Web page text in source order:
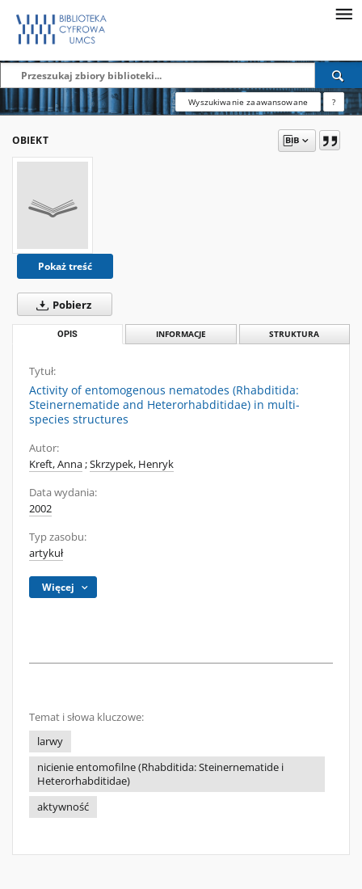
Wyszukiwanie zaawansowane ?
OBIEKT
Pokaż treść
Pobierz
OPIS INFORMACJE STRUKTURA
Tytuł:
Activity of entomogenous nematodes (Rhabditida:
Steinernematide and Heterorhabditidae) in multi-
species structures
Autor:
Kreft, Anna;Skrzypek, Henryk
Data wydania:
2002
Typ zasobu:
artykuł
Więcej
Temat i słowa kluczowe:
larwy
nicienie entomofilne (Rhabditida: Steinernematide i
Heterorhabditidae)
aktywność